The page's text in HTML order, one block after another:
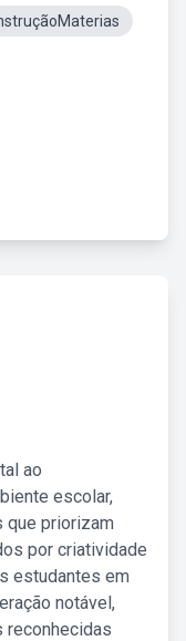
ao
escolar,
que priorizam
por criatividade
estudantes em
notável,
reconhecidas